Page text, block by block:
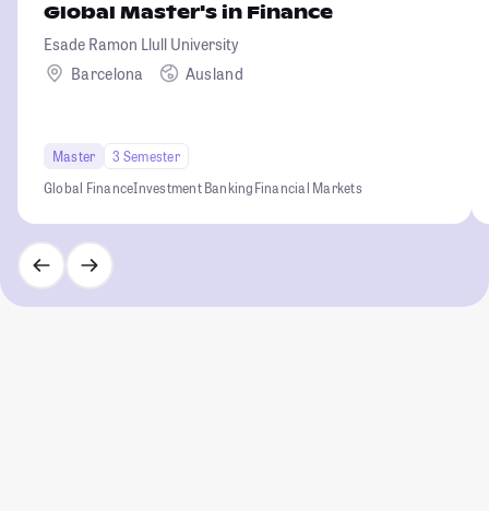
Global Master's in Finance
Esade Ramon Llull University
Barcelona
Ausland
Master
3 Semester
Global FinanceInvestment BankingFinancial Markets